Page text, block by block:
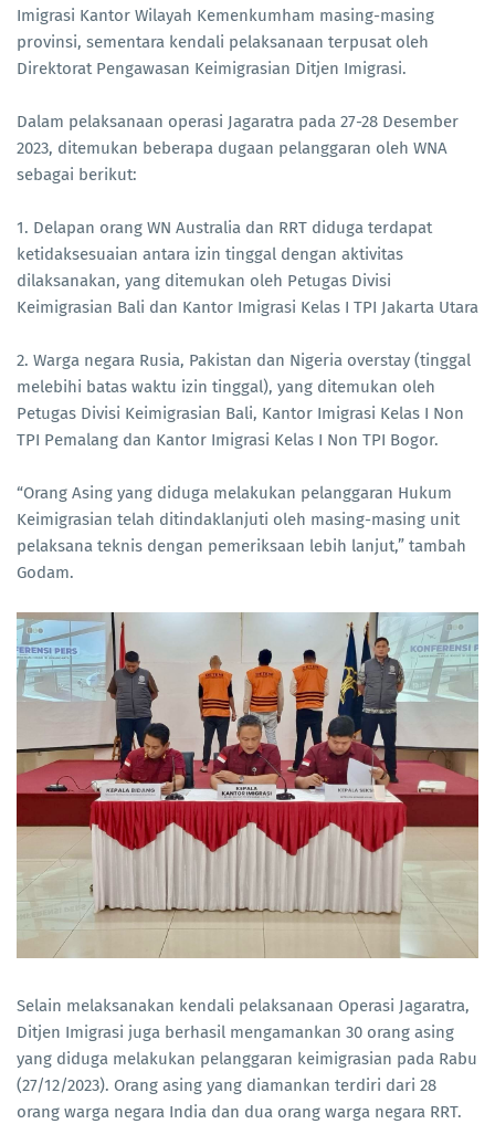
Imigrasi Kantor Wilayah Kemenkumham masing-masing
provinsi, sementara kendali pelaksanaan terpusat oleh
Direktorat Pengawasan Keimigrasian Ditjen Imigrasi.
Dalam pelaksanaan operasi Jagaratra pada 27-28 Desember
2023, ditemukan beberapa dugaan pelanggaran oleh WNA
sebagai berikut:
1. Delapan orang WN Australia dan RRT diduga terdapat
ketidaksesuaian antara izin tinggal dengan aktivitas
dilaksanakan, yang ditemukan oleh Petugas Divisi
Keimigrasian Bali dan Kantor Imigrasi Kelas I TPI Jakarta Utara
2. Warga negara Rusia, Pakistan dan Nigeria overstay (tinggal
melebihi batas waktu izin tinggal), yang ditemukan oleh
Petugas Divisi Keimigrasian Bali, Kantor Imigrasi Kelas I Non
TPI Pemalang dan Kantor Imigrasi Kelas I Non TPI Bogor.
“Orang Asing yang diduga melakukan pelanggaran Hukum
Keimigrasian telah ditindaklanjuti oleh masing-masing unit
pelaksana teknis dengan pemeriksaan lebih lanjut,” tambah
Godam.
Selain melaksanakan kendali pelaksanaan Operasi Jagaratra,
Ditjen Imigrasi juga berhasil mengamankan 30 orang asing
yang diduga melakukan pelanggaran keimigrasian pada Rabu
(27/12/2023). Orang asing yang diamankan terdiri dari 28
orang warga negara India dan dua orang warga negara RRT.